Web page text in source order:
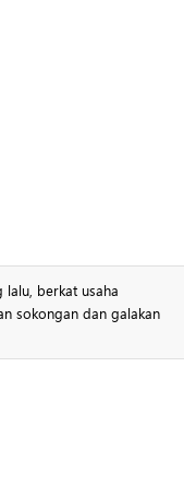
lalu, berkat usaha